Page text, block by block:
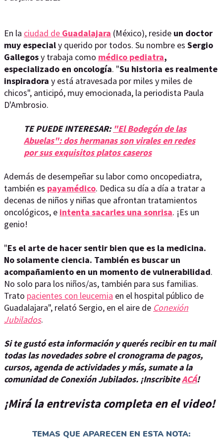
En la ciudad de Guadalajara (México), reside un doctor
muy especialy querido por todos. Su nombre es Sergio
Gallegosy trabaja como médico pediatra,
especializado en oncología. "Su historia es realmente
inspiradora y está atravesada por miles y miles de
chicos", anticipó, muy emocionada, la periodista Paula
D'Ambrosio.
TE PUEDE INTERESAR: "El Bodegón de las
Abuelas": dos hermanas son virales en redes
por sus exquisitos platos caseros
Además de desempeñar su labor como oncopediatra,
también es payamédico. Dedica su día a día a tratar a
decenas de niños y niñas que afrontan tratamientos
oncológicos, e intenta sacarles una sonrisa. ¡Es un
genio!
"Es el arte de hacer sentir bien que es la medicina.
No solamente ciencia. También es buscar un
acompañamiento en un momento de vulnerabilidad.
No solo para los niños/as, también para sus familias.
Trato pacientes con leucemia en el hospital público de
Guadalajara", relató Sergio, en el aire de Conexión
Jubilados.
Si te gustó esta información y querés recibir en tu mail
todas las novedades sobre el cronograma de pagos,
cursos, agenda de actividades y más, sumate a la
comunidad de Conexión Jubilados. ¡InscribiteACÁ!
¡Mirá la entrevista completa en el video!
TEMAS QUE APARECEN EN ESTA NOTA: